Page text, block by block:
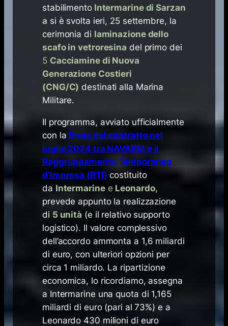
stabilimentoIntermarine di Sarzan
a si è svolta ieri, 25 settembre, la
cerimonia di laminazione dello
scafo in vetroresina del primo dei
5 Cacciamine di Nuova
Generazione Costieri
(CNG/C) destinati alla Marina
Militare.
Il programma, avviato ufficialmente
con la firma del contratto nel
luglio 2024 tra NAVARM e il
Raggruppamento Temporaneo
d’Impresa (RTI) costituito
da Intermarinee Leonardo,
prevede appunto la realizzazione
di 5 unità (e il relativo supporto
logistico). Il valore complessivo
dell’accordo ammonta a 1,6 miliardi
di euro, con ulteriori opzioni per
circa 1 miliardo. La ripartizione
economica, lo ricordiamo, assegna
a Intermarine una quota di 1,165
miliardi di euro (pari al 73%) e a
Leonardo 430 milioni di euro